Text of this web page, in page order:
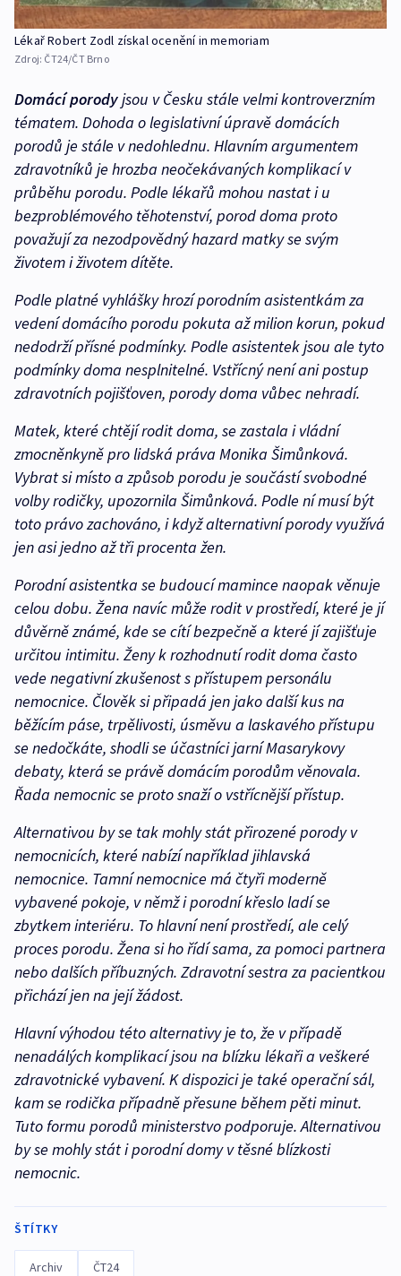
Lékař Robert Zodl získal ocenění in memoriam
Zdroj: ČT24/ČT Brno
Domácí porodyjsou v Česku stále velmi kontroverzním
tématem. Dohoda o legislativní úpravě domácích
porodů je stále v nedohlednu. Hlavním argumentem
zdravotníků je hrozba neočekávaných komplikací v
průběhu porodu. Podle lékařů mohou nastat i u
bezproblémového těhotenství, porod doma proto
považují za nezodpovědný hazard matky se svým
životem i životem dítěte.
Podle platné vyhlášky hrozí porodním asistentkám za
vedení domácího porodu pokuta až milion korun, pokud
nedodrží přísné podmínky. Podle asistentek jsou ale tyto
podmínky doma nesplnitelné. Vstřícný není ani postup
zdravotních pojišťoven, porody doma vůbec nehradí.
Matek, které chtějí rodit doma, se zastala i vládní
zmocněnkyně pro lidská práva Monika Šimůnková.
Vybrat si místo a způsob porodu je součástí svobodné
volby rodičky, upozornila Šimůnková. Podle ní musí být
toto právo zachováno, i když alternativní porody využívá
jen asi jedno až tři procenta žen.
Porodní asistentka se budoucí mamince naopak věnuje
celou dobu. Žena navíc může rodit v prostředí, které je jí
důvěrně známé, kde se cítí bezpečně a které jí zajišťuje
určitou intimitu. Ženy k rozhodnutí rodit doma často
vede negativní zkušenost s přístupem personálu
nemocnice. Člověk si připadá jen jako další kus na
běžícím páse, trpělivosti, úsměvu a laskavého přístupu
se nedočkáte, shodli se účastníci jarní Masarykovy
debaty, která se právě domácím porodům věnovala.
Řada nemocnic se proto snaží o vstřícnější přístup.
Alternativou by se tak mohly stát přirozené porody v
nemocnicích, které nabízí například jihlavská
nemocnice. Tamní nemocnice má čtyři moderně
vybavené pokoje, v němž i porodní křeslo ladí se
zbytkem interiéru. To hlavní není prostředí, ale celý
proces porodu. Žena si ho řídí sama, za pomoci partnera
nebo dalších příbuzných. Zdravotní sestra za pacientkou
přichází jen na její žádost.
Hlavní výhodou této alternativy je to, že v případě
nenadálých komplikací jsou na blízku lékaři a veškeré
zdravotnické vybavení. K dispozici je také operační sál,
kam se rodička případně přesune během pěti minut.
Tuto formu porodů ministerstvo podporuje. Alternativou
by se mohly stát i porodní domy v těsné blízkosti
nemocnic.
ŠTÍTKY
Archiv ČT24